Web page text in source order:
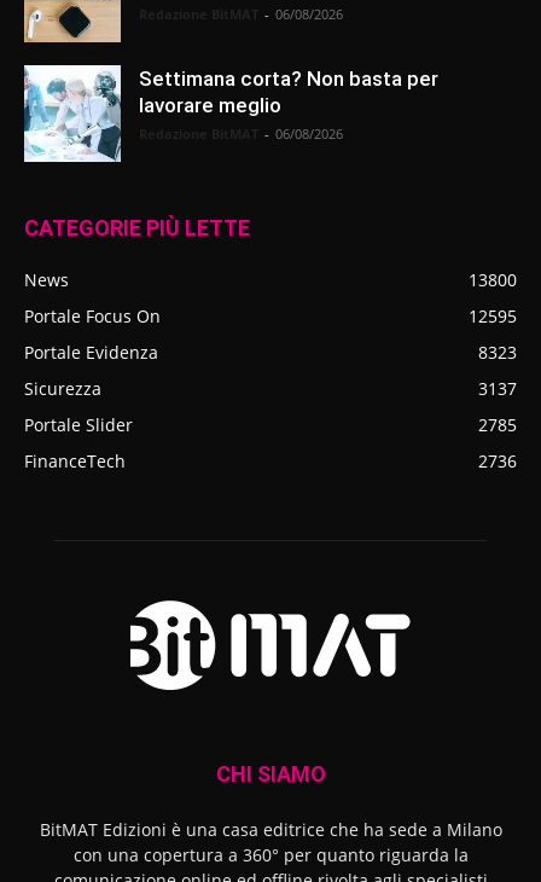
- 06/08/2026
Settimana corta? Non basta per
lavorare meglio
- 06/08/2026
CATEGORIE PIÙ LETTE
News
13800
Portale Focus On
12595
Portale Evidenza
8323
Sicurezza
3137
Portale Slider
2785
FinanceTech
2736
CHI SIAMO
BitMAT Edizioni è una casa editrice che ha sede a Milano
con una copertura a 360° per quanto riguarda la